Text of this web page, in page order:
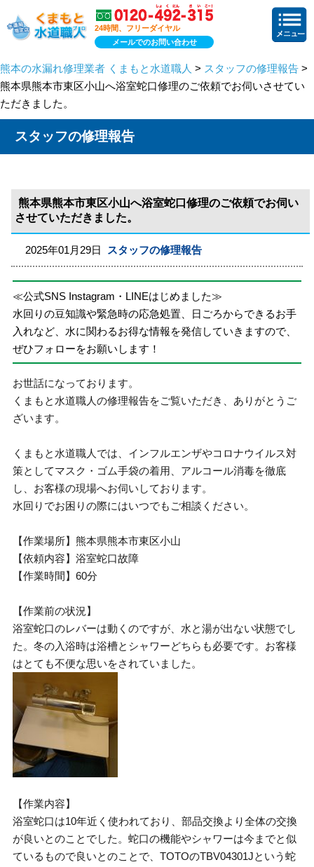
24時間、フリーダイヤル
メールでのお問い合わせ
熊本の水漏れ修理業者 くまもと水道職人 > スタッフの修理報告 >
熊本県熊本市東区小山へ浴室蛇口修理のご依頼でお伺いさせてい
ただきました。
スタッフの修理報告
熊本県熊本市東区小山へ浴室蛇口修理のご依頼でお伺い
させていただきました。
2025年01月29日 スタッフの修理報告
≪公式SNS Instagram・LINEはじめました≫
水回りの豆知識や緊急時の応急処置、日ごろからできるお手
入れなど、水に関わるお得な情報を発信していきますので、
ぜひフォローをお願いします！
お世話になっております。
くまもと水道職人の修理報告をご覧いただき、ありがとうご
ざいます。
くまもと水道職人では、インフルエンザやコロナウイルス対
策としてマスク・ゴム手袋の着用、アルコール消毒を徹底
し、お客様の現場へお伺いしております。
水回りでお困りの際にはいつでもご相談ください。
【作業場所】熊本県熊本市東区小山
【依頼内容】浴室蛇口故障
【作業時間】60分
【作業前の状況】
浴室蛇口のレバーは動くのですが、水と湯が出ない状態でし
た。冬の入浴時は浴槽とシャワーどちらも必要です。お客様
はとても不便な思いをされていました。
【作業内容】
浴室蛇口は10年近く使われており、部品交換より全体の交換
が良いとのことでした。蛇口の機能やシャワーは今までと似
ているもので良いとのことで、TOTOのTBV04301Jという蛇